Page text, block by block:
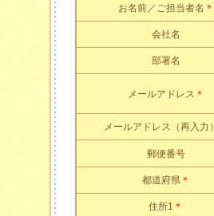
お名前／ご担当者名 ＊
会社名
部署名
メールアドレス ＊
メールアドレス（再入力）
郵便番号
都道府県＊
住所1 ＊